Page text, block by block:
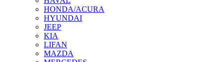
HONDA/ACURA
HYUNDAI
JEEP
KIA
LIFAN
MAZDA